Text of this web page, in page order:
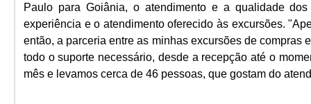
Paulo para Goiânia, o atendimento e a qualidade
experiência e o atendimento oferecido às excursões.
então, a parceria entre as minhas excursões de compras
todo o suporte necessário, desde a recepção até o
mês e levamos cerca de 46 pessoas, que gostam do